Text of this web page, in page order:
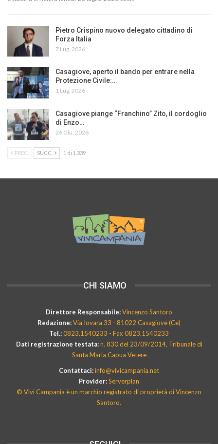
Pietro Crispino nuovo delegato cittadino di
Forza Italia
7 Lug, 2026
Casagiove, aperto il bando per entrare nella
Protezione Civile:…
1 Lug, 2026
Casagiove piange “Franchino” Zito, il cordoglio
di Enzo…
26 Giu, 2026
PREC. SUCC. 1 di 1.339
CHI SIAMO
Direttore Responsabile:Vincenzo Santoro
Redazione:Via Iovara 33 - 81022 Casagiove (Ce)
Tel.:0823.1540233 - Fax 0823.1540233
Dati registrazione testata:n. 830 del 23/09/2014, Tribunale di
Santa Maria Capua Vetere
Contattaci:info@vivicampania.net
Provider:Serverplan
© Vivi Campania è un marchio registrato di proprietà di Vincenzo
Santoro.